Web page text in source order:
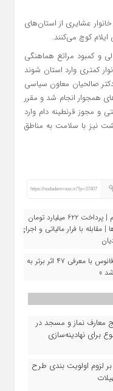
عشایری از استان‌های
کوچ می‌کنند.
و کمبود مراتع هماهنگی
کمتری وارد استان شوند
صالحیان معاون سیاسی
همجوار انجام شد و مقرر
و مجوز قرنطینه دام وارد
۱۴۰۵ هنگام بازگشت نیز با سلامت به مناطق
https://nodademrooz.ir/?p=37407
« تحقق ۹۷ درصدی درآمدهای مالیاتی ایلام | پرداخت ۶۲۲ میلیارد تومان
با فرار مالیاتی و اجرای
اختتامیه مرحله استانی نهمین جشنواره ملی فانوس با معرفی ۴۷ اثر برتر به
»
معارف نماز و مسجد در
برای نهادینه‌سازی
بر لزوم اولویت‌ بندی طرح‌